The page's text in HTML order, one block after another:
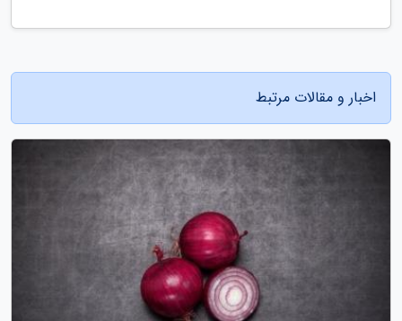
اخبار و مقالات مرتبط